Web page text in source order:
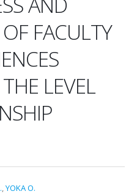
FACULTY
LEVEL
,YOKA O.